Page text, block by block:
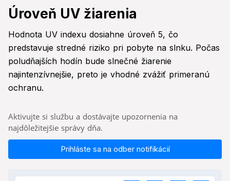
Úroveň UV žiarenia
Hodnota UV indexu dosiahne úroveň 5, čo
predstavuje stredné riziko pri pobyte na slnku. Počas
poludňajších hodín bude slnečné žiarenie
najintenzívnejšie, preto je vhodné zvážiť primeranú
ochranu.
Aktivujte si službu a dostávajte upozornenia na
najdôležitejšie správy dňa.
Prihláste sa na odber notifikácií